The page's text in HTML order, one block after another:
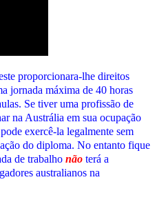
proporcionara-lhe direitos
jornada máxima de 40 horas
Se tiver uma profissão de
na Austrália em sua ocupação
exercê-la legalmente sem
do diploma. No entanto fique
de trabalho não terá a
australianos na